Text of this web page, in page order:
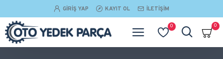
GIRIŞ YAP KAYIT OL İLETIŞIM
0 0